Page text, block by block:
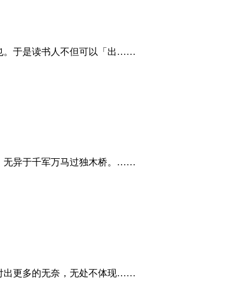
。于是读书人不但可以「出……
无异于千军万马过独木桥。……
出更多的无奈，无处不体现……